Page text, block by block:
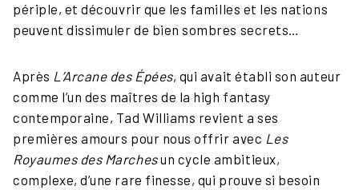
périple, et découvrir que les familles et les nations
peuvent dissimuler de bien sombres secrets…
Après L’Arcane des Épées, qui avait établi son auteur
comme l’un des maîtres de la high fantasy
contemporaine, Tad Williams revient a ses
premières amours pour nous offrir avec Les
Royaumes des Marchesun cycle ambitieux,
complexe, d’une rare finesse, qui prouve si besoin